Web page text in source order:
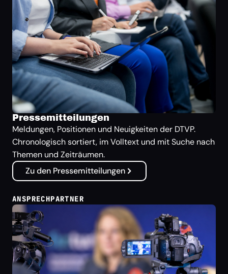
Pressemitteilungen
Meldungen, Positionen und Neuigkeiten der DTVP.
Chronologisch sortiert, im Volltext und mit Suche nach
Themen und Zeiträumen.
Zu den Pressemitteilungen
ANSPRECHPARTNER